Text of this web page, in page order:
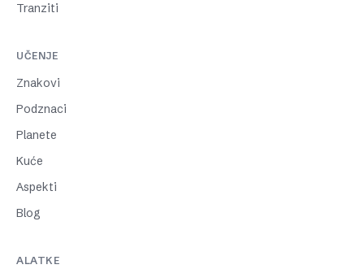
Tranziti
UČENJE
Znakovi
Podznaci
Planete
Kuće
Aspekti
Blog
ALATKE